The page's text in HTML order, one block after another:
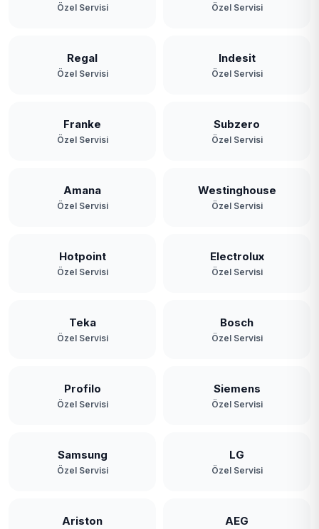
Özel Servisi Özel Servisi
Regal
Özel Servisi
Indesit
Özel Servisi
Franke
Özel Servisi
Subzero
Özel Servisi
Amana
Özel Servisi
Westinghouse
Özel Servisi
Hotpoint
Özel Servisi
Electrolux
Özel Servisi
Teka
Özel Servisi
Bosch
Özel Servisi
Profilo
Özel Servisi
Siemens
Özel Servisi
Samsung
Özel Servisi
LG
Özel Servisi
Ariston AEG